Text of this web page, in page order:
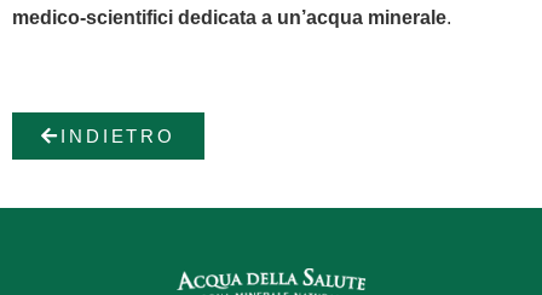
medico-scientifici dedicata a un’acqua minerale.
INDIETRO